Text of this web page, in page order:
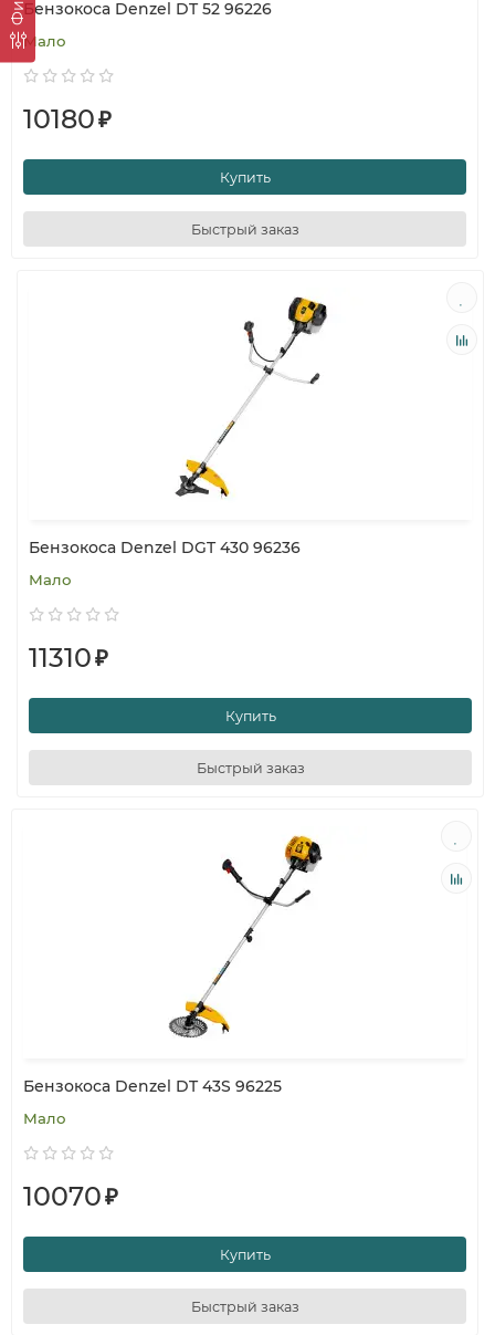
Бензокоса Denzel DT 52 96226
Мало
10180₽
Купить
Быстрый заказ
Бензокоса Denzel DGT 430 96236
Мало
11310₽
Купить
Быстрый заказ
Бензокоса Denzel DT 43S 96225
Мало
10070₽
Купить
Быстрый заказ